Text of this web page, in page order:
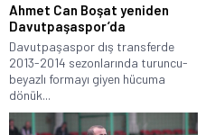
Ahmet Can Boşat yeniden
Davutpaşaspor’da
Davutpaşaspor dış transferde
2013-2014 sezonlarında turuncu-
beyazlı formayı giyen hücuma
dönük...